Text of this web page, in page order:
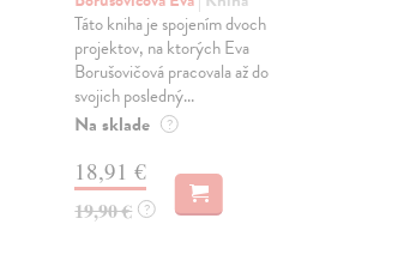
Táto kniha je spojením dvoch
projektov, na ktorých Eva
Borušovičová pracovala až do
svojich posledný...
Na sklade ?
18,91 €
19,90 € ?